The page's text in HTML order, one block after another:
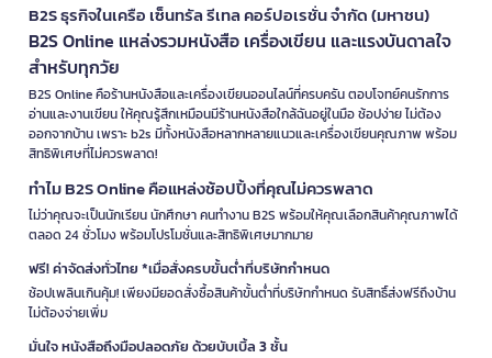
B2S ธุรกิจในเครือ เซ็นทรัล รีเทล คอร์ปอเรชั่น จำกัด (มหาชน)
B2S Online แหล่งรวมหนังสือ เครื่องเขียน และแรงบันดาลใจ
สำหรับทุกวัย
B2S Online คือร้านหนังสือและเครื่องเขียนออนไลน์ที่ครบครัน ตอบโจทย์คนรักการ
อ่านและงานเขียน ให้คุณรู้สึกเหมือนมีร้านหนังสือใกล้ฉันอยู่ในมือ ช้อปง่าย ไม่ต้อง
ออกจากบ้าน เพราะ b2s มีทั้งหนังสือหลากหลายแนวและเครื่องเขียนคุณภาพ พร้อม
สิทธิพิเศษที่ไม่ควรพลาด!
ทำไม B2S Online คือแหล่งช้อปปิ้งที่คุณไม่ควรพลาด
ไม่ว่าคุณจะเป็นนักเรียน นักศึกษา คนทำงาน B2S พร้อมให้คุณเลือกสินค้าคุณภาพได้
ตลอด 24 ชั่วโมง พร้อมโปรโมชั่นและสิทธิพิเศษมากมาย
ฟรี! ค่าจัดส่งทั่วไทย *เมื่อสั่งครบขั้นต่ำที่บริษัทกำหนด
ช้อปเพลินเกินคุ้ม! เพียงมียอดสั่งซื้อสินค้าขั้นต่ำที่บริษัทกำหนด รับสิทธิ์ส่งฟรีถึงบ้าน
ไม่ต้องจ่ายเพิ่ม
มั่นใจ หนังสือถึงมือปลอดภัย ด้วยบับเบิ้ล 3 ชั้น